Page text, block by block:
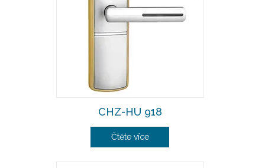
CHZ-HU 918
Čtěte více